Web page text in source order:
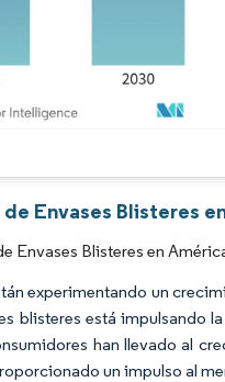
Envases Blisteres
Envases Blisteres en
experimentando un
blisteres está impulsando
han llevado al
un impulso al